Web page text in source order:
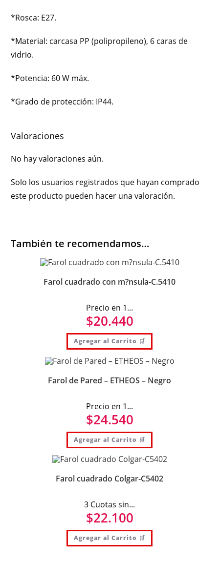
*Rosca: E27.
*Material: carcasa PP (polipropileno), 6 caras de
vidrio.
*Potencia: 60 W máx.
*Grado de protección: IP44.
Valoraciones
No hay valoraciones aún.
Solo los usuarios registrados que hayan comprado
este producto pueden hacer una valoración.
También te recomendamos…
Farol cuadrado con m?nsula-C.5410
Precio en 1...
$20.440
Agregar al Carrito 🛒
Farol de Pared – ETHEOS – Negro
Precio en 1...
$24.540
Agregar al Carrito 🛒
Farol cuadrado Colgar-C5402
3 Cuotas sin...
$22.100
Agregar al Carrito 🛒